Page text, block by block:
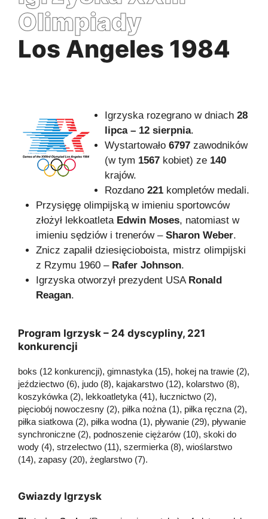
Olimpiady
Los Angeles 1984
Igrzyska rozegrano w dniach 28
lipca – 12 sierpnia.
Wystartowało 6797 zawodników
(w tym 1567 kobiet) ze 140
krajów.
Rozdano 221 kompletów medali.
Przysięgę olimpijską w imieniu sportowców
złożył lekkoatleta Edwin Moses, natomiast w
imieniu sędziów i trenerów – Sharon Weber.
Znicz zapalił dziesięcioboista, mistrz olimpijski
z Rzymu 1960 – Rafer Johnson.
Igrzyska otworzył prezydent USA Ronald
Reagan.
Program Igrzysk – 24 dyscypliny, 221
konkurencji
boks (12 konkurencji), gimnastyka (15), hokej na trawie (2),
jeździectwo (6), judo (8), kajakarstwo (12), kolarstwo (8),
koszykówka (2), lekkoatletyka (41), łucznictwo (2),
pięciobój nowoczesny (2), piłka nożna (1), piłka ręczna (2),
piłka siatkowa (2), piłka wodna (1), pływanie (29), pływanie
synchroniczne (2), podnoszenie ciężarów (10), skoki do
wody (4), strzelectwo (11), szermierka (8), wioślarstwo
(14), zapasy (20), żeglarstwo (7).
Gwiazdy Igrzysk